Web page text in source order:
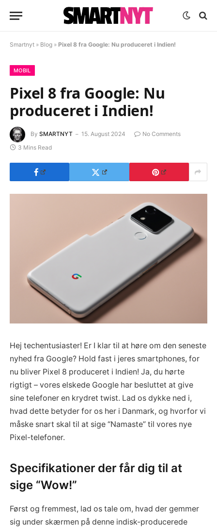
Smartnyt » Blog » Pixel 8 fra Google: Nu produceret i Indien!
MOBIL
Pixel 8 fra Google: Nu
produceret i Indien!
By SMARTNYT 15. August 2024
No Comments
3 Mins Read
Hej techentusiaster! Er I klar til at høre om den seneste
nyhed fra Google? Hold fast i jeres smartphones, for
nu bliver Pixel 8 produceret i Indien! Ja, du hørte
rigtigt – vores elskede Google har besluttet at give
sine telefoner en krydret twist. Lad os dykke ned i,
hvad dette betyder for os her i Danmark, og hvorfor vi
måske snart skal til at sige “Namaste” til vores nye
Pixel-telefoner.
Specifikationer der får dig til at
sige “Wow!”
Først og fremmest, lad os tale om, hvad der gemmer
sig under skærmen på denne indisk-producerede